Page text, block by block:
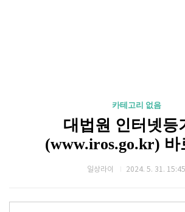
카테고리 없음
대법원 인터넷등
(www.iros.go.kr) 바
일상라이 2024. 5. 31. 15:45